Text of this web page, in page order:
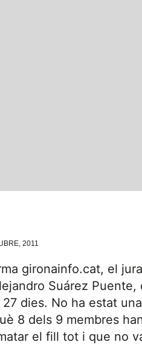
2011
gironainfo.cat, el
Suárez Puente,
dies. No ha estat
8 dels 9 membres
el fill tot i que no